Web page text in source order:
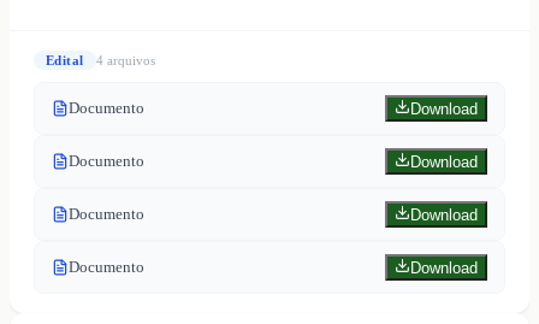
Edital 4arquivos
Documento Download
Documento Download
Documento Download
Documento Download